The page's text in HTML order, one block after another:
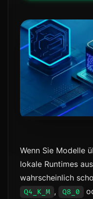
Wenn Sie Modelle
lokale Runtimes
wahrscheinlich
Q4_K_M , Q8_0